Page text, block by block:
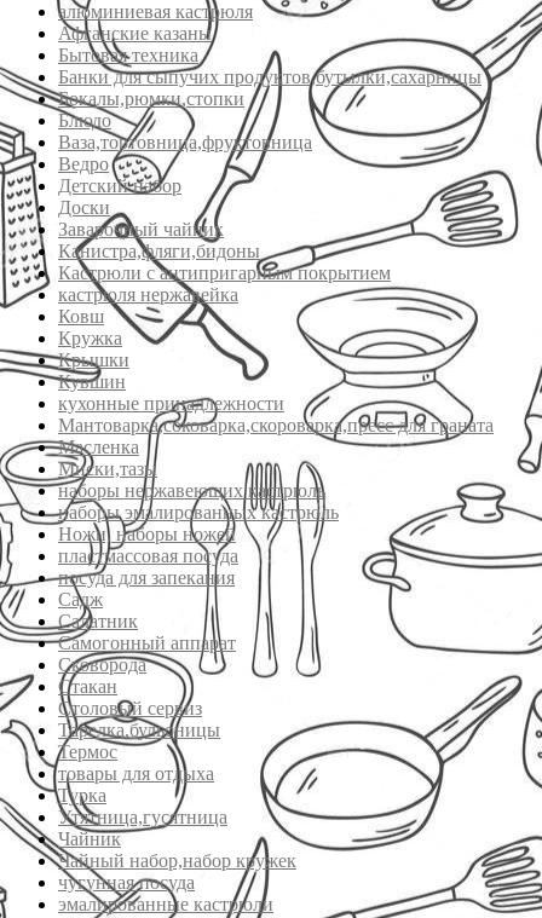
алюминиевая кастрюля
Афганские казаны
Бытовая техника
Банки для сыпучих продуктов,бутылки,сахарницы
Бокалы,рюмки,стопки
Блюдо
Ваза,тортовница,фруктовница
Ведро
Детский набор
Доски
Заварочный чайник
Канистра,фляги,бидоны
Кастрюли с антипригарным покрытием
кастрюля нержавейка
Ковш
Кружка
Крышки
Кувшин
кухонные принадлежности
Мантоварка,соковарка,скороварка,пресс для граната
Масленка
Миски,тазы
наборы нержавеющих кастрюль
наборы эмалированных кастрюль
Ножи, наборы ножей
пластмассовая посуда
посуда для запекания
Садж
Салатник
Самогонный аппарат
Сковорода
Стакан
Столовый сервиз
Тарелка,бульоницы
Термос
товары для отдыха
Турка
Утятница,гусятница
Чайник
Чайный набор,набор кружек
чугунная посуда
эмалированные кастрюли